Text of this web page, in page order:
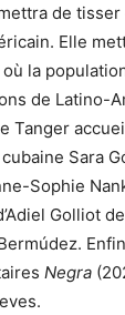
de
Elle
la
de Latino-
Tanger
Sara
Sophie
Golliot
Negra